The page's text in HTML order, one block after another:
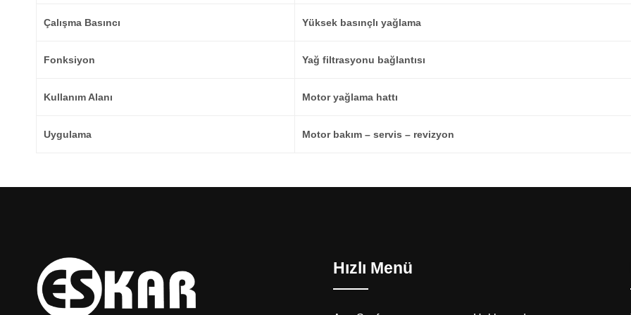
Çalışma Basıncı Yüksek basınçlı yağlama
Fonksiyon Yağ filtrasyonu bağlantısı
Kullanım Alanı Motor yağlama hattı
Uygulama Motor bakım – servis – revizyon
Hızlı Menü